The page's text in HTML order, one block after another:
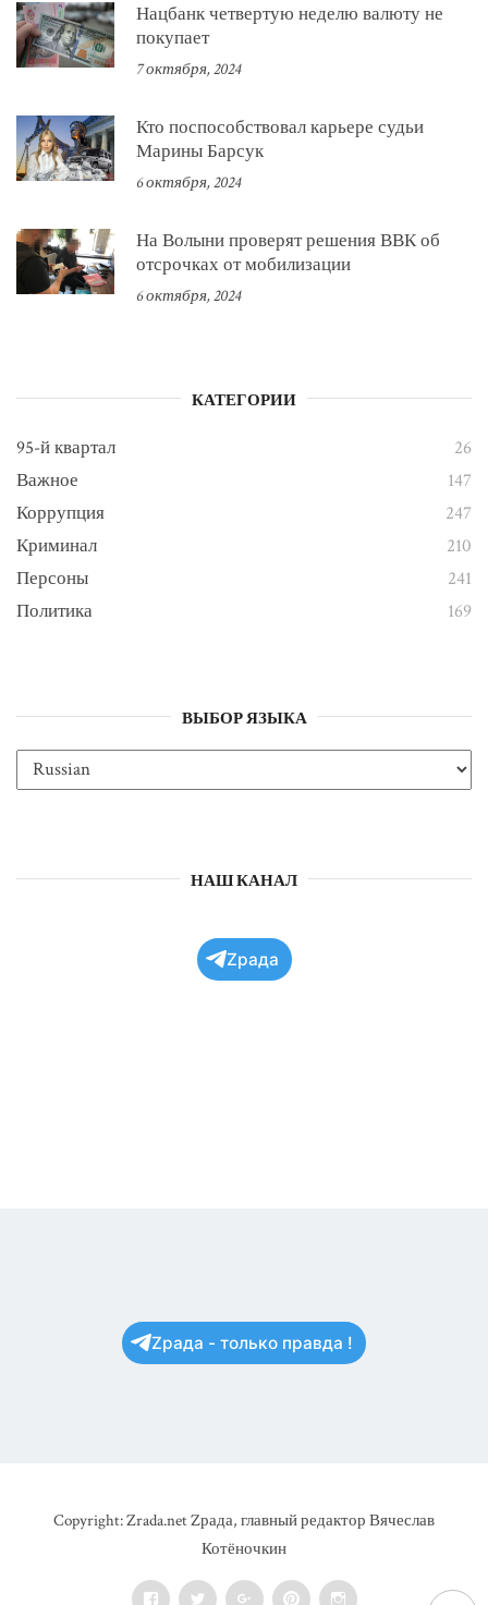
Нацбанк четвертую неделю валюту не
покупает
7 октября, 2024
Кто поспособствовал карьере судьи
Марины Барсук
6 октября, 2024
На Волыни проверят решения ВВК об
отсрочках от мобилизации
6 октября, 2024
КАТЕГОРИИ
95-й квартал
26
Важное
147
Коррупция
247
Криминал
210
Персоны
241
Политика
169
ВЫБОР ЯЗЫКА
НАШ КАНАЛ
Zрада
Zрада - только правда !
Copyright: Zrada.net Zрада, главный редактор Вячеслав
Котёночкин
FacebookTwitter Google+PinterestInstagram